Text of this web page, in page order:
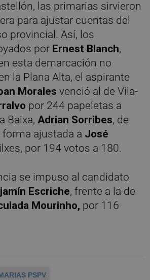
las primarias sirvieron
para ajustar cuentas del
provincial. Así, los
por Ernest Blanch,
esta demarcación no
la Plana Alta, el aspirante
Moralesvenció al de Vila-
por 244 papeletas a
Baixa,Adrian Sorribes, de
forma ajustada a José
por 194 votos a 180.
se impuso al candidato
Escriche, frente a la de
Mourinho, por 116
PSPV